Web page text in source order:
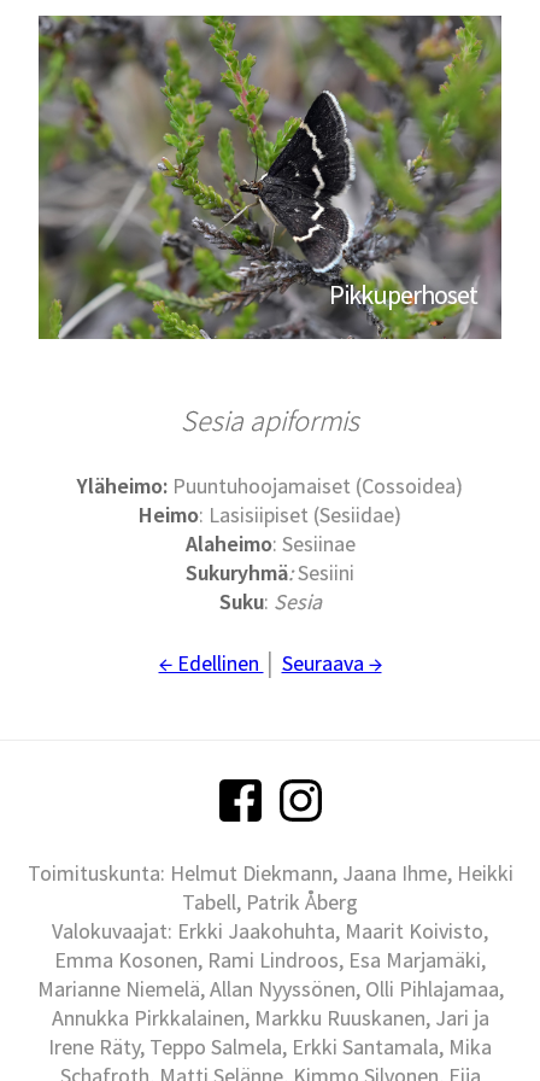
Pikkuperhoset
Sesia apiformis
Yläheimo: Puuntuhoojamaiset (Cossoidea)
Heimo: Lasisiipiset (Sesiidae)
Alaheimo: Sesiinae
Sukuryhmä:Sesiini
Suku: Sesia
← Edellinen Seuraava →
Toimituskunta: Helmut Diekmann, Jaana Ihme, Heikki
Tabell, Patrik Åberg
Valokuvaajat: Erkki Jaakohuhta, Maarit Koivisto,
Emma Kosonen, Rami Lindroos, Esa Marjamäki,
Marianne Niemelä, Allan Nyyssönen, Olli Pihlajamaa,
Annukka Pirkkalainen, Markku Ruuskanen, Jari ja
Irene Räty, Teppo Salmela, Erkki Santamala, Mika